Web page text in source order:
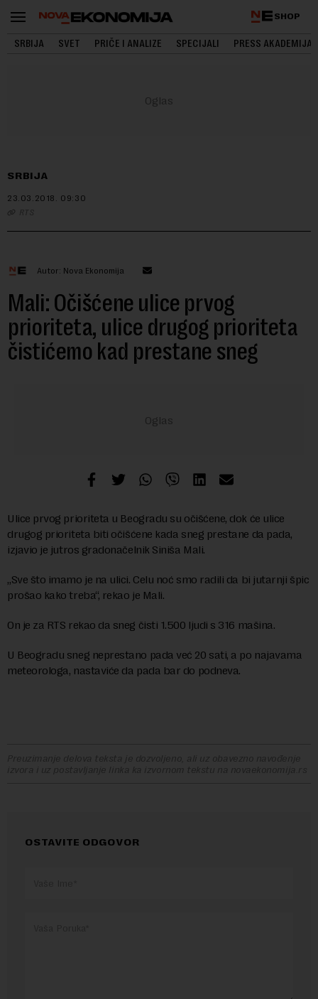
SHOP
SRBIJA SVET PRIČE I ANALIZE SPECIJALI PRESS AKADEMIJA
SRBIJA
23.03.2018. 09:30
RTS
Autor: Nova Ekonomija
Mali: Očišćene ulice prvog
prioriteta, ulice drugog prioriteta
čistićemo kad prestane sneg
Ulice prvog prioriteta u Beogradu su očišćene, dok će ulice
drugog prioriteta biti očišćene kada sneg prestane da pada,
izjavio je jutros gradonačelnik Siniša Mali.
„Sve što imamo je na ulici. Celu noć smo radili da bi jutarnji špic
prošao kako treba“, rekao je Mali.
On je za RTS rekao da sneg čisti 1.500 ljudi s 316 mašina.
U Beogradu sneg neprestano pada već 20 sati, a po najavama
meteorologa, nastaviće da pada bar do podneva.
Preuzimanje delova teksta je dozvoljeno, ali uz obavezno navođenje
izvora i uz postavljanje linka ka izvornom tekstu na novaekonomija.rs
OSTAVITE ODGOVOR